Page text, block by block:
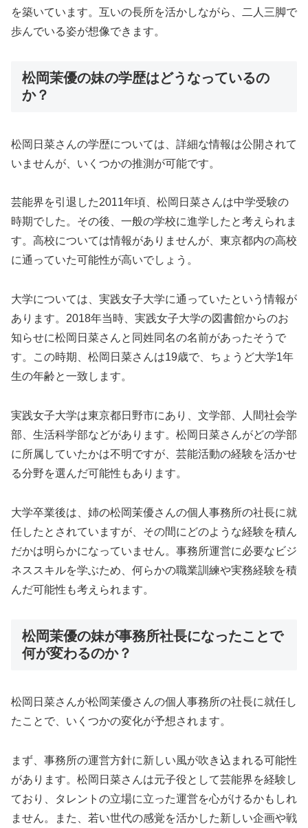
を築いています。互いの長所を活かしながら、二人三脚で
歩んでいる姿が想像できます。
松岡茉優の妹の学歴はどうなっているの
か？
松岡日菜さんの学歴については、詳細な情報は公開されて
いませんが、いくつかの推測が可能です。
芸能界を引退した2011年頃、松岡日菜さんは中学受験の
時期でした。その後、一般の学校に進学したと考えられま
す。高校については情報がありませんが、東京都内の高校
に通っていた可能性が高いでしょう。
大学については、実践女子大学に通っていたという情報が
あります。2018年当時、実践女子大学の図書館からのお
知らせに松岡日菜さんと同姓同名の名前があったそうで
す。この時期、松岡日菜さんは19歳で、ちょうど大学1年
生の年齢と一致します。
実践女子大学は東京都日野市にあり、文学部、人間社会学
部、生活科学部などがあります。松岡日菜さんがどの学部
に所属していたかは不明ですが、芸能活動の経験を活かせ
る分野を選んだ可能性もあります。
大学卒業後は、姉の松岡茉優さんの個人事務所の社長に就
任したとされていますが、その間にどのような経験を積ん
だかは明らかになっていません。事務所運営に必要なビジ
ネススキルを学ぶため、何らかの職業訓練や実務経験を積
んだ可能性も考えられます。
松岡茉優の妹が事務所社長になったことで
何が変わるのか？
松岡日菜さんが松岡茉優さんの個人事務所の社長に就任し
たことで、いくつかの変化が予想されます。
まず、事務所の運営方針に新しい風が吹き込まれる可能性
があります。松岡日菜さんは元子役として芸能界を経験し
ており、タレントの立場に立った運営を心がけるかもしれ
ません。また、若い世代の感覚を活かした新しい企画や戦